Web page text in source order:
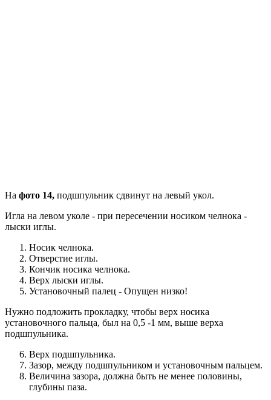
На фото 14, подшпульник сдвинут на левый укол.
Игла на левом уколе - при пересечении носиком челнока -
лыски иглы.
Носик челнока.
Отверстие иглы.
Кончик носика челнока.
Верх лыски иглы.
Установочный палец - Опущен низко!
Нужно подложить прокладку, чтобы верх носика
установочного пальца, был на 0,5 -1 мм, выше верха
подшпульника.
Верх подшпульника.
Зазор, между подшпульником и установочным пальцем.
Величина зазора, должна быть не менее половины,
глубины паза.